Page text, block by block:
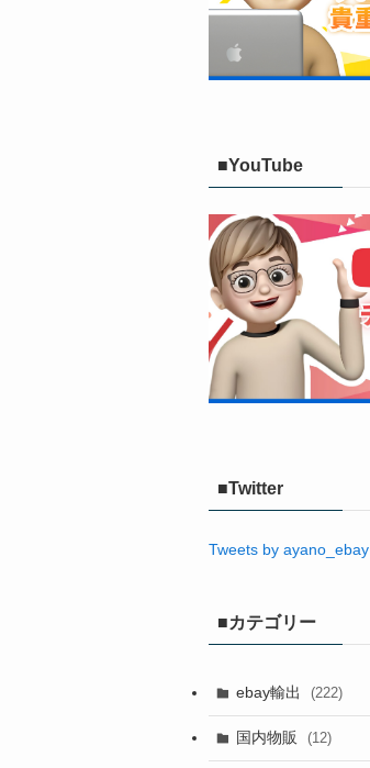
■YouTube
■Twitter
Tweets by ayano_ebay
■カテゴリー
ebay輸出 (222)
国内物販 (12)